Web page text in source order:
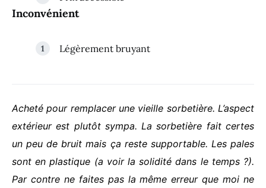
Inconvénient
Légèrement bruyant
Acheté pour remplacer une vieille sorbetière. L’aspect
extérieur est plutôt sympa. La sorbetière fait certes
un peu de bruit mais ça reste supportable. Les pales
sont en plastique (a voir la solidité dans le temps ?).
Par contre ne faites pas la même erreur que moi ne